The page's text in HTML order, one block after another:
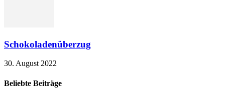
Schokoladenüberzug
30. August 2022
Beliebte Beiträge